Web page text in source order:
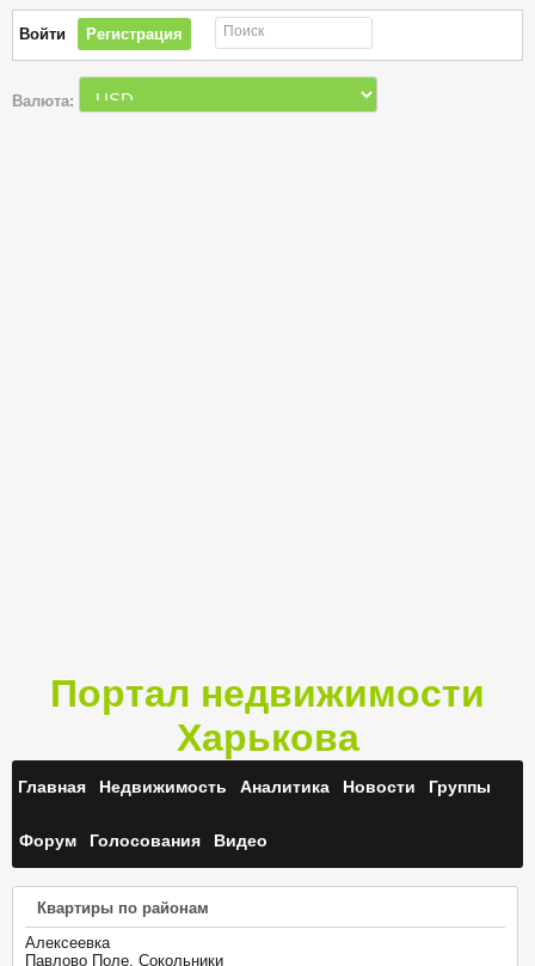
Войти Регистрация Поиск
Валюта:
Портал недвижимости
Харькова
Главная Недвижимость Аналитика Новости Группы
Форум Голосования Видео
Квартиры по районам
Алексеевка
Павлово Поле, Сокольники